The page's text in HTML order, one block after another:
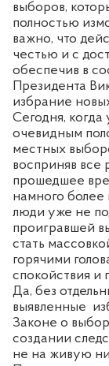
выборов,
полностью
важно, что
честью и с
обеспечив в
Президента
избрание
Сегодня, когда
очевидным
местных
восприняв все
прошедшее
намного более
люди уже не
проигравшей
стать
горячими
спокойствия и
Да, без
выявленные
Законе о
создании
не на живую